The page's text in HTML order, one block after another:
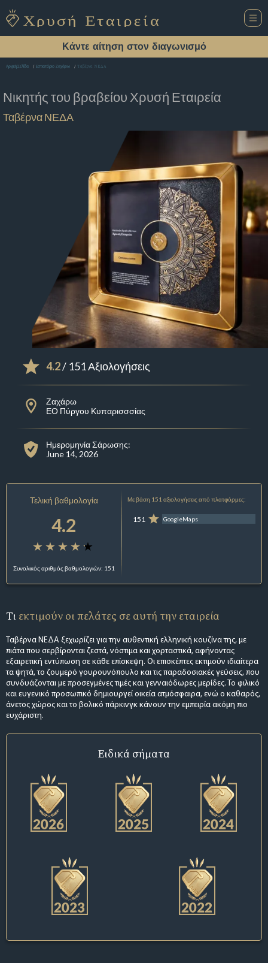
Κάντε αίτηση στον διαγωνισμό
Αρχική Σελίδα Εστιατόριο Ζαχάρω Ταβέρνα ΝΕΔΑ
Νικητής του βραβείου Χρυσή Εταιρεία
Ταβέρνα ΝΕΔΑ
4.2/ 151 Αξιολογήσεις
Ζαχάρω
ΕΟ Πύργου Κυπαρισσσίας
Ημερομηνία Σάρωσης:
June 14, 2026
Τελική βαθμολογία
4.2
Συνολικός αριθμός βαθμολογιών: 151
Με βάση 151 αξιολογήσεις από πλατφόρμες:
151 GoogleMaps
Τι εκτιμούν οι πελάτες σε αυτή την εταιρεία
Ταβέρνα ΝΕΔΑ ξεχωρίζει για την αυθεντική ελληνική κουζίνα της, με
πιάτα που σερβίρονται ζεστά, νόστιμα και χορταστικά, αφήνοντας
εξαιρετική εντύπωση σε κάθε επίσκεψη. Οι επισκέπτες εκτιμούν ιδιαίτερα
τα ψητά, το ζουμερό γουρουνόπουλο και τις παραδοσιακές γεύσεις, που
συνδυάζονται με προσεγμένες τιμές και γενναιόδωρες μερίδες. Το φιλικό
και ευγενικό προσωπικό δημιουργεί οικεία ατμόσφαιρα, ενώ ο καθαρός,
άνετος χώρος και το βολικό πάρκινγκ κάνουν την εμπειρία ακόμη πιο
ευχάριστη.
Ειδικά σήματα